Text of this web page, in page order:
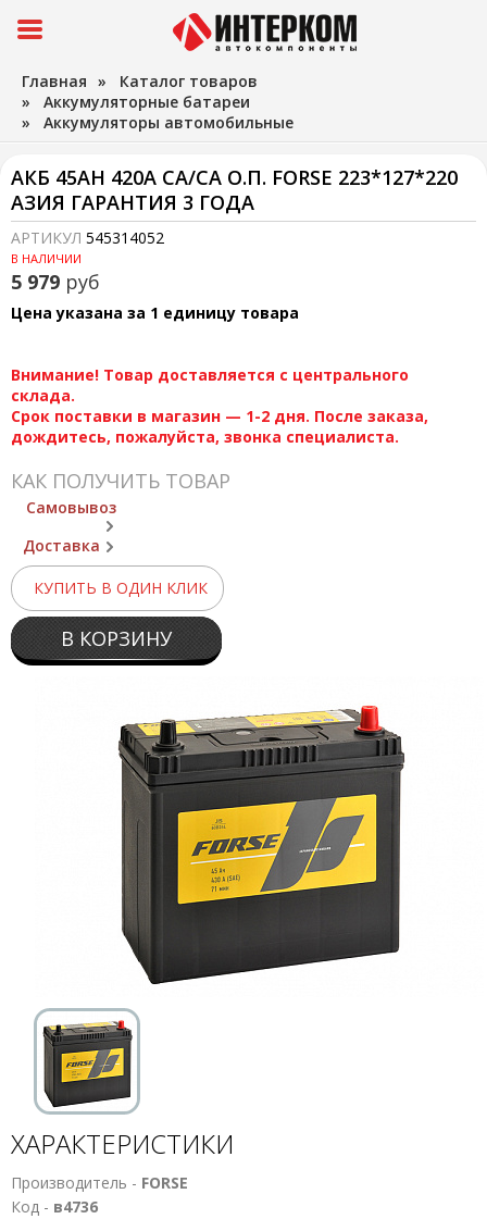
Главная » Каталог товаров
» Аккумуляторные батареи
» Аккумуляторы автомобильные
АКБ 45AH 420A CA/CA О.П. FORSE 223*127*220
АЗИЯ ГАРАНТИЯ 3 ГОДА
АРТИКУЛ 545314052
В НАЛИЧИИ
5 979 руб
Цена указана за 1 единицу товара
Внимание! Товар доставляется с центрального
склада.
Срок поставки в магазин — 1-2 дня. После заказа,
дождитесь, пожалуйста, звонка специалиста.
КАК ПОЛУЧИТЬ ТОВАР
Самовывоз
Доставка
КУПИТЬ В ОДИН КЛИК
В КОРЗИНУ
ХАРАКТЕРИСТИКИ
Производитель - FORSE
Код - в4736